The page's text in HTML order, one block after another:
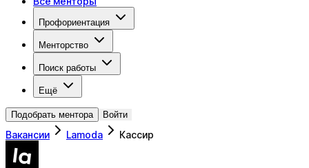
Профориентация
Менторство
Поиск работы
Ещё
Подобрать ментора Войти
Вакансии Lamoda Кассир